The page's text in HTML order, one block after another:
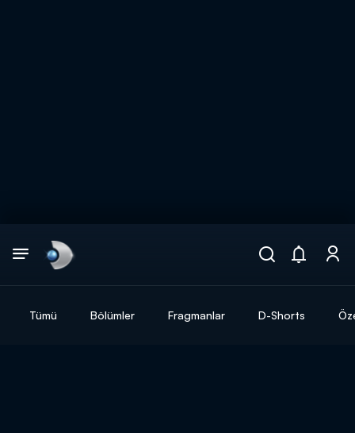
Tümü Bölümler Fragmanlar D-Shorts